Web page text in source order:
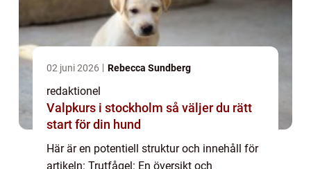
02 juni 2026 Rebecca Sundberg
redaktionel
Valpkurs i stockholm så väljer du rätt
start för din hund
Här är en potentiell struktur och innehåll för
artikeln: Trutfågel: En översikt och